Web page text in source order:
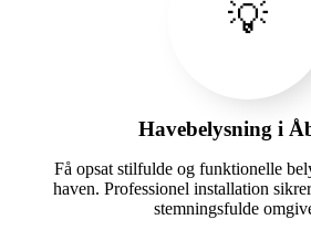
💡
Havebelysning i
Få opsat stilfulde og funktionelle
haven. Professionel installation
stemningsfulde